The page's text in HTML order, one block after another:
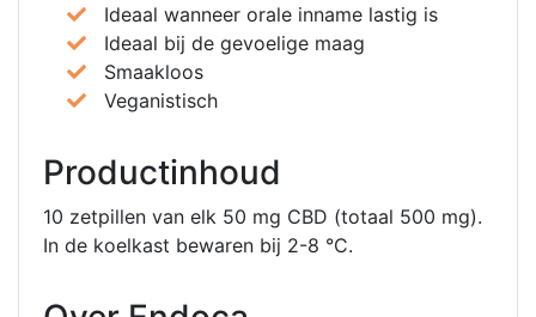
Ideaal wanneer orale inname lastig is
Ideaal bij de gevoelige maag
Smaakloos
Veganistisch
Productinhoud
10 zetpillen van elk 50 mg CBD (totaal 500 mg).
In de koelkast bewaren bij 2-8 °C.